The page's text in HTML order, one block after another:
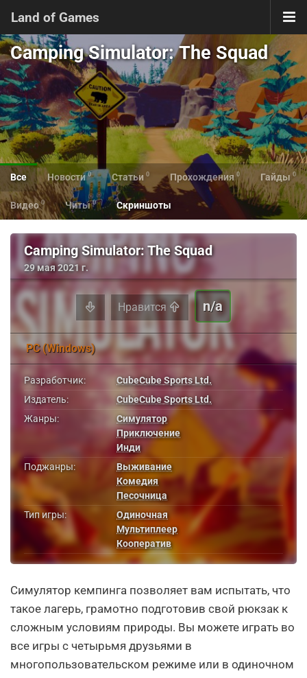
Land of Games
Camping Simulator: The Squad
Все Новости 0 Статьи 0 Прохождения 0 Гайды 0
Видео 0 Читы 0 Скриншоты
Camping Simulator: The Squad
29 мая 2021 г.
Нравится n/a
PC (Windows)
Разработчик:
CubeCube Sports Ltd.
Издатель:
CubeCube Sports Ltd.
Жанры:
Симулятор
Приключение
Инди
Поджанры:
Выживание
Комедия
Песочница
Тип игры:
Одиночная
Мультиплеер
Кооператив
Симулятор кемпинга позволяет вам испытать, что
такое лагерь, грамотно подготовив свой рюкзак к
сложным условиям природы. Вы можете играть во
все игры с четырьмя друзьями в
многопользовательском режиме или в одиночном